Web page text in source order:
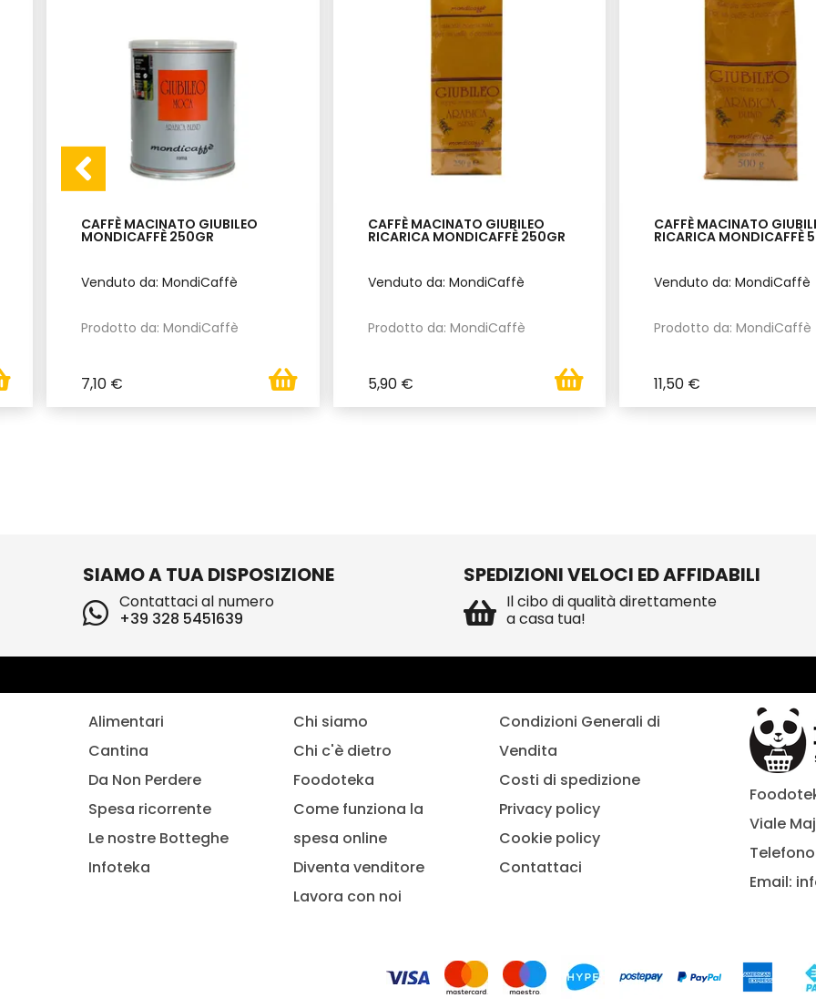
CAFFÈ MACINATO GIUBILEO
MONDICAFFÈ 250GR
Venduto da: MondiCaffè
Prodotto da: MondiCaffè
7,10 €
CAFFÈ MACINATO GIUBILEO
RICARICA MONDICAFFÈ 250GR
Venduto da: MondiCaffè
Prodotto da: MondiCaffè
5,90 €
CAFFÈ MACINATO
RICARICA MONDICAFFÈ
Venduto da: MondiCaffè
Prodotto da: MondiCaffè
11,50 €
SIAMO A TUA DISPOSIZIONE
Contattaci al numero
+39 328 5451639
SPEDIZIONI VELOCI ED AFFIDABILI
Il cibo di qualità direttamente
a casa tua!
Alimentari
Cantina
Da Non Perdere
Spesa ricorrente
Le nostre Botteghe
Infoteka
Chi siamo
Chi c'è dietro
Foodoteka
Come funziona la
spesa online
Diventa venditore
Lavora con noi
Condizioni Generali di
Vendita
Costi di spedizione
Privacy policy
Cookie policy
Contattaci
Viale
Email: